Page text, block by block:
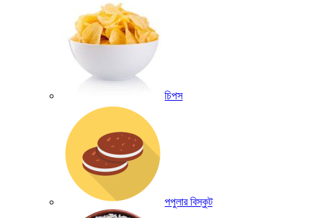
চিপস
পপুলার বিস্কুট